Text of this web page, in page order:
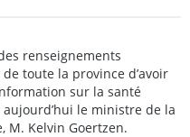
renseignements
toute la province d’avoir
sur la santé
le ministre de la
M. Kelvin Goertzen.